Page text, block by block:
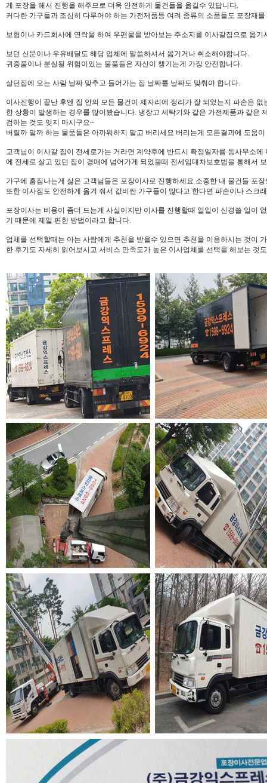
게 포장을 해서 진행을 해주므로 더욱 안전하게 물건들을 옮길수 있답니다.
커다란 가구들과 조심히 다루어야 하는 가전제품등 여려 종류의 소품들도 포장재
보험이나 카드회사에 연락을 하여 우편물을 받아보는 주소지를 이사갈집으로 옮
보던 신문이나 우유배달도 해당 업체에 말씀하셔서 옮기거나 취소해야합니다.
귀중품이나 분실될 위험이있는 물품들은 자신이 챙기는게 가장 안전합니다.
살던집에 오는 사람 날짜 맞추고 들어가는 집 날짜를 날짜도 맞춰야 합니다.
이사진행이 끝난 후엔 집 안의 모든 물건이 제자리에 정리가 잘 되었는지 파손은
한 상황이 발생하는 경우를 많이봤습니다. 냉장고 세탁기와 같은 가전제품과 같은
검하는 것도 잊지 마시구요~
버릴까 말까 하는 물품들은 아까워하지 말고 버리세요 버리는게 모든결과에 도움이
고객님이 이사갈 집이 전세로가는 거라면 계약후에 반드시 확정일자를 동사무소
에 전세로 살고 있던 집이 경매에 넘어가게 되었을때 전세임대차보호법을 통해서
가구에 흠짐나는게 싫은 고객님들은 포장이사로 진행하세요 소중한 내 물건들 포
또한 이사짐도 안전하게 옮겨 줘서 값비싼 가구들이 많다고 한다면 파손이나 스크
포장이사는 비용이 좀더 드는게 사실이지만 이사를 진행할때 일일이 신경쓸 일이
기 때문에 제일 편한 방법이라고 합니다.
업체를 선택할때는 아는 사람에게 추천을 받을수 있으면 추천을 이용하시는 것이
한 후기도 자세히 읽어보시고 서비스 만족도가 높은 이사업체를 선택을 해보는 것